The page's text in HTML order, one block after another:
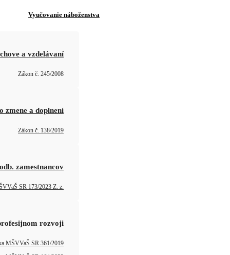
Vyučovanie náboženstva
a vzdelávaní
Zákon č. 245/2008
zmene a doplnení
Zákon č. 138/2019
zamestnancov
SR 173/2023 Z. z.
rozvoji
MŠVVaŠ SR 361/2019